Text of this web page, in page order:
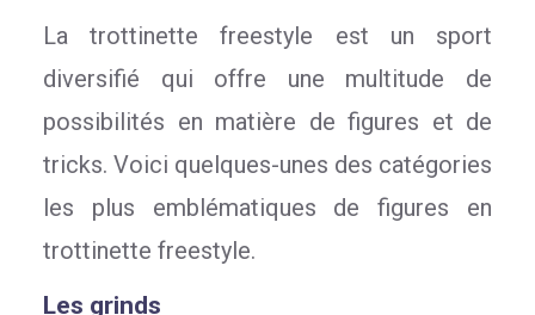
La trottinette freestyle est un sport
diversifié qui offre une multitude de
possibilités en matière de figures et de
tricks. Voici quelques-unes des catégories
les plus emblématiques de figures en
trottinette freestyle.
Les grinds